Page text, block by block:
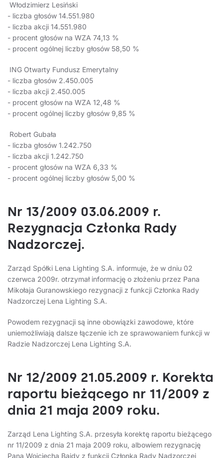
Włodzimierz Lesiński
- liczba głosów 14.551.980
- liczba akcji 14.551.980
- procent głosów na WZA 74,13 %
- procent ogólnej liczby głosów 58,50 %
ING Otwarty Fundusz Emerytalny
- liczba głosów 2.450.005
- liczba akcji 2.450.005
- procent głosów na WZA 12,48 %
- procent ogólnej liczby głosów 9,85 %
Robert Gubała
- liczba głosów 1.242.750
- liczba akcji 1.242.750
- procent głosów na WZA 6,33 %
- procent ogólnej liczby głosów 5,00 %
Nr 13/2009 03.06.2009 r.
Rezygnacja Członka Rady
Nadzorczej.
Zarząd Spółki Lena Lighting S.A. informuje, że w dniu 02
czerwca 2009r. otrzymał informację o złożeniu przez Pana
Mikołaja Guranowskiego rezygnacji z funkcji Członka Rady
Nadzorczej Lena Lighting S.A.
Powodem rezygnacji są inne obowiązki zawodowe, które
uniemożliwiają dalsze łączenie ich ze sprawowaniem funkcji w
Radzie Nadzorczej Lena Lighting S.A.
Nr 12/2009 21.05.2009 r. Korekta
raportu bieżącego nr 11/2009 z
dnia 21 maja 2009 roku.
Zarząd Lena Lighting S.A. przesyła korektę raportu bieżącego
nr 11/2009 z dnia 21 maja 2009 roku, albowiem rezygnację
Pana Wojciecha Bajdy z funkcji Członka Rady Nadzorczej